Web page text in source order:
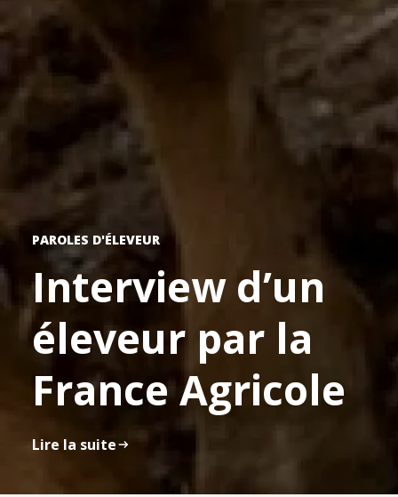
PAROLES D'ÉLEVEUR
Interview d’un
éleveur par la
France Agricole
Lire la suite